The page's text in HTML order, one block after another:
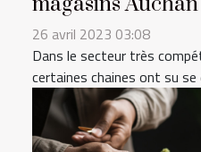
26 avril 2023 03:08
Dans le secteur très
certaines chaines ont su